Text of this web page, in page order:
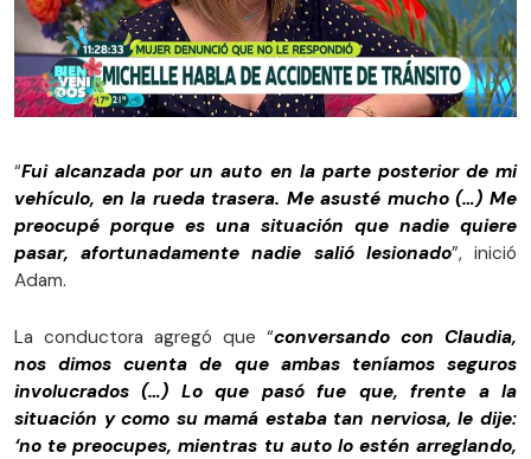
“Fui alcanzada por un auto en la parte posterior de mi
vehículo, en la rueda trasera. Me asusté mucho (…) Me
preocupé porque es una situación que nadie quiere
pasar, afortunadamente nadie salió lesionado”, inició
Adam.
La conductora agregó que “conversando con Claudia,
nos dimos cuenta de que ambas teníamos seguros
involucrados (…) Lo que pasó fue que, frente a la
situación y como su mamá estaba tan nerviosa, le dije:
‘no te preocupes, mientras tu auto lo estén arreglando,